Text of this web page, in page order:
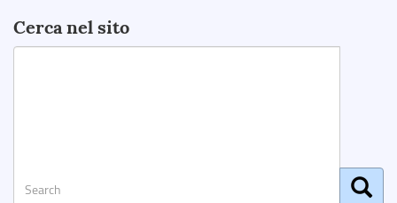
Cerca nel sito